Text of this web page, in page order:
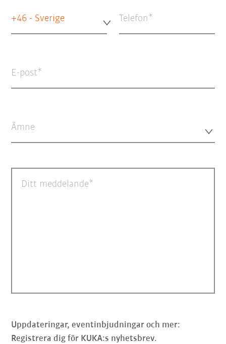
+46 - Sverige Telefon
E-post
Ämne
Ditt meddelande
Uppdateringar, eventinbjudningar och mer:
Registrera dig för KUKA:s nyhetsbrev.